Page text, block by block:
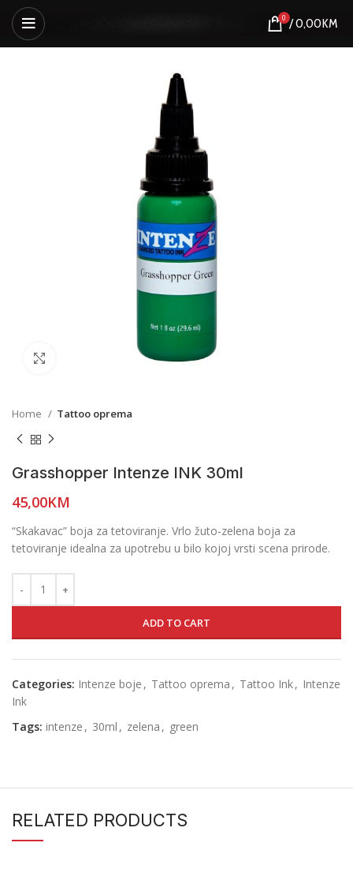
0 /0,00KM
Home Tattoo oprema
Grasshopper Intenze INK 30ml
45,00KM
“Skakavac” boja za tetoviranje. Vrlo žuto-zelena boja za
tetoviranje idealna za upotrebu u bilo kojoj vrsti scena prirode.
ADD TO CART
Categories: Intenze boje , Tattoo oprema , Tattoo Ink, Intenze
Ink
Tags: intenze , 30ml , zelena , green
RELATED PRODUCTS